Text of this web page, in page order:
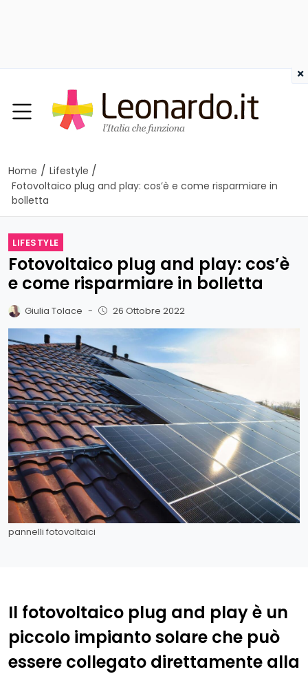
Home / Lifestyle /
Fotovoltaico plug and play: cos’è e come risparmiare in
bolletta
LIFESTYLE
Fotovoltaico plug and play: cos’è
e come risparmiare in bolletta
Giulia Tolace - 26 Ottobre 2022
pannelli fotovoltaici
Il fotovoltaico plug and play è un
piccolo impianto solare che può
essere collegato direttamente alla
×